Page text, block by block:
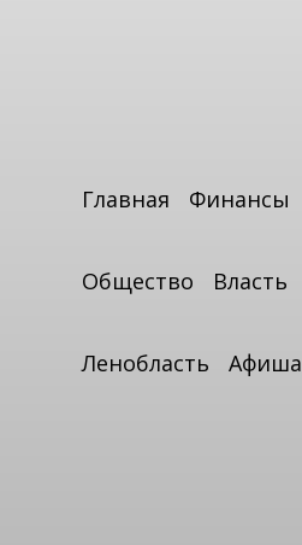
Главная Финансы
Общество Власть
Ленобласть Афиша